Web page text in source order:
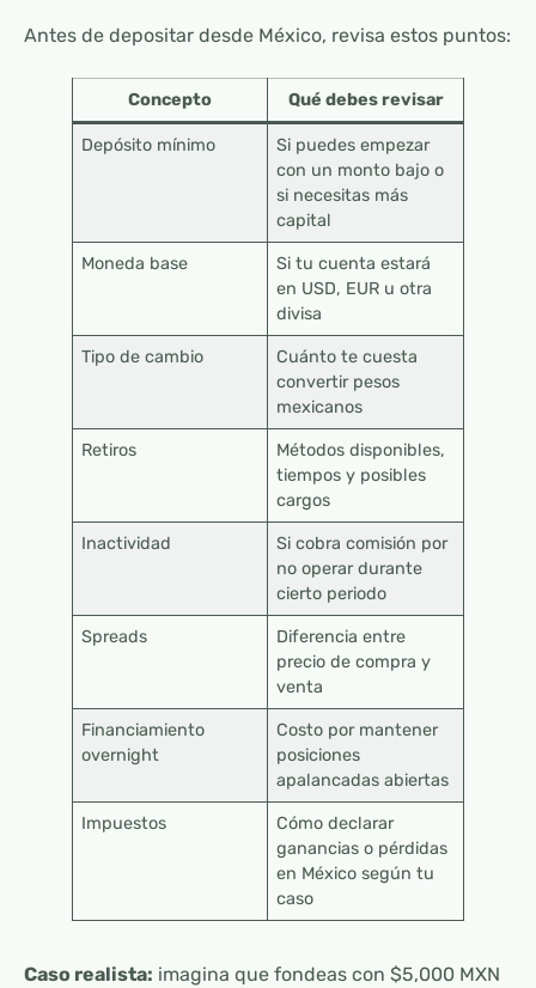
Antes de depositar desde México, revisa estos puntos:
Concepto Qué debes revisar
Depósito mínimo
Si puedes empezar
con un monto bajo o
si necesitas más
capital
Moneda base
Si tu cuenta estará
en USD, EUR u otra
divisa
Tipo de cambio
Cuánto te cuesta
convertir pesos
mexicanos
Retiros
Métodos disponibles,
tiempos y posibles
cargos
Inactividad
Si cobra comisión por
no operar durante
cierto periodo
Spreads
Diferencia entre
precio de compra y
venta
Financiamiento
overnight
Costo por mantener
posiciones
apalancadas abiertas
Impuestos
Cómo declarar
ganancias o pérdidas
en México según tu
caso
Caso realista: imagina que fondeas con $5,000 MXN